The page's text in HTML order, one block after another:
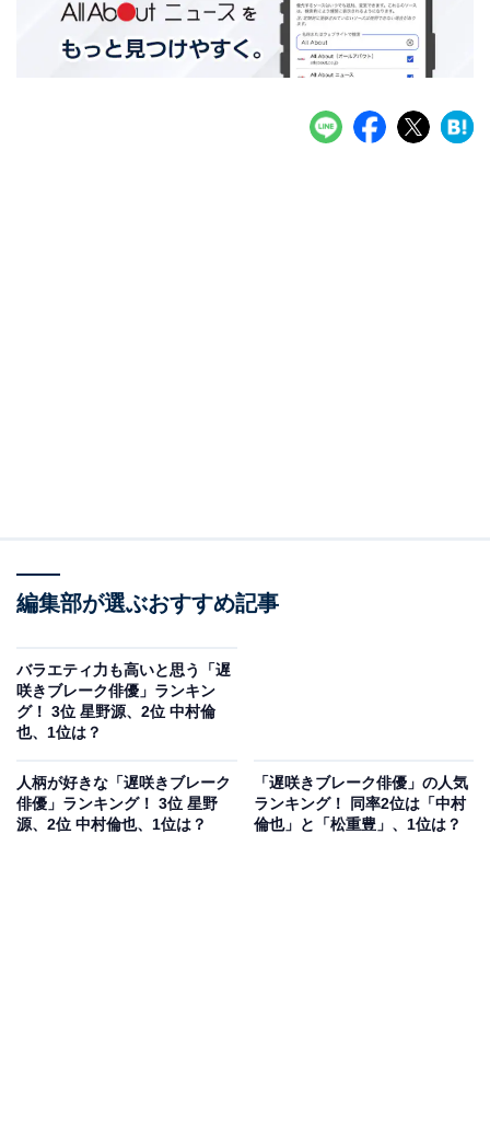
編集部が選ぶおすすめ記事
バラエティ力も高いと思う「遅
咲きブレーク俳優」ランキン
グ！ 3位 星野源、2位 中村倫
也、1位は？
人柄が好きな「遅咲きブレーク
俳優」ランキング！ 3位 星野
源、2位 中村倫也、1位は？
「遅咲きブレーク俳優」の人気
ランキング！ 同率2位は「中村
倫也」と「松重豊」、1位は？